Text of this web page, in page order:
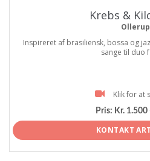
Krebs &
Ollerup
Inspireret af brasiliensk, bossa og
sange til duo
Klik for at
Pris: Kr.
KONTAKT